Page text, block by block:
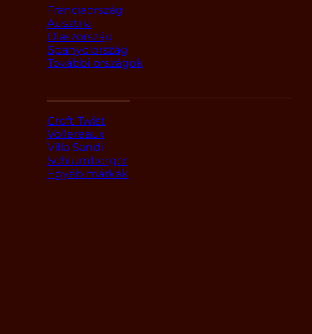
Franciaország
Ausztria
Olaszország
Spanyolország
További országok
Croft Twist
Vollereaux
Villa Sandi
Schlumberger
Egyéb márkák